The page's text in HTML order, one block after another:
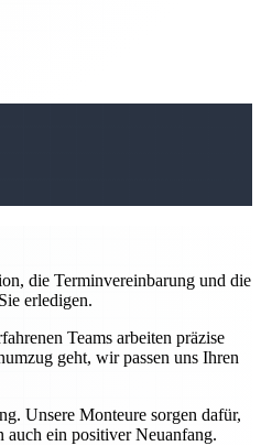
die Terminvereinbarung und die
erledigen.
Teams arbeiten präzise
geht, wir passen uns Ihren
Unsere Monteure sorgen dafür,
ein positiver Neuanfang.